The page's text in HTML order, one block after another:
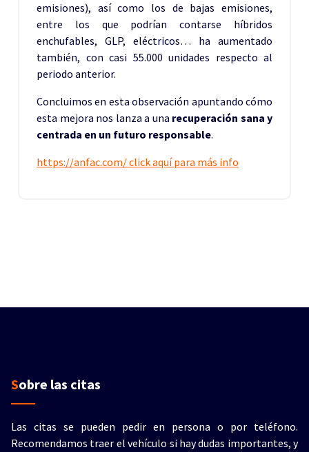
emisiones), así como los de bajas emisiones,
entre los que podrían contarse híbridos
enchufables, GLP, eléctricos… ha aumentado
también, con casi 55.000 unidades respecto al
periodo anterior.
Concluimos en esta observación apuntando cómo
esta mejora nos lanza a una recuperación sana y
centrada en un futuro responsable.
https://anfac.com/ click aquí para más info
Sobre las citas
Las citas se pueden pedir en persona o por teléfono.
Recomendamos traer el vehículo si hay dudas importantes, y